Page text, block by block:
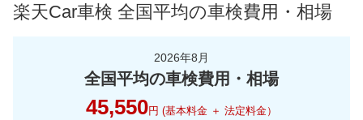
楽天Car車検 全国平均の車検費用・相場
2026年8月
全国平均の車検費用・相場
45,550円 (基本料金 ＋ 法定料金）